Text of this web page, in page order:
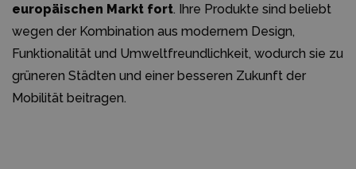
europäischen Markt fort. Ihre Produkte sind beliebt
wegen der Kombination aus modernem Design,
Funktionalität und Umweltfreundlichkeit, wodurch sie zu
grüneren Städten und einer besseren Zukunft der
Mobilität beitragen.